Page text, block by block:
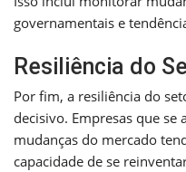
governamentais e
Resiliência do
Por fim, a resiliência do
decisivo. Empresas que
mudanças do mercado
capacidade de se